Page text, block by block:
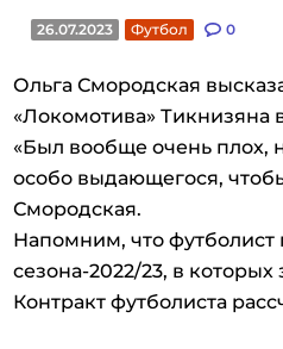
26.07.2023 Футбол 0
Ольга Смородская
«Локомотива» Тикнизяна
«Был вообще очень плох,
особо выдающегося,
Смородская.
Напомним, что футболист
сезона-2022/23, в которых
Контракт футболиста